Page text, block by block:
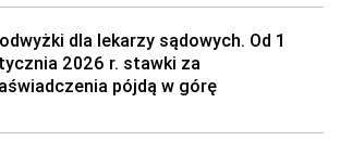
dla lekarzy sądowych. Od 1
2026 r. stawki za
pójdą w górę